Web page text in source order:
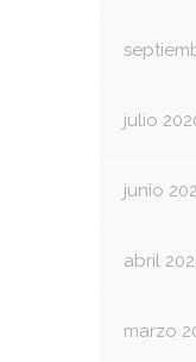
julio
junio
abril
marzo